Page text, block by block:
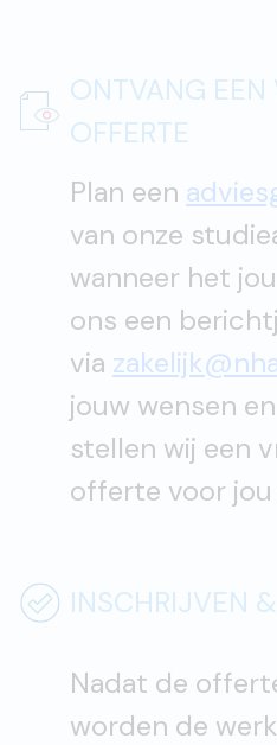
ONTVANG EEN
OFFERTE
Plan een
van onze
wanneer het
ons een
via
jouw wensen
stellen wij een
offerte voor jou
INSCHRIJVEN
Nadat de
worden de